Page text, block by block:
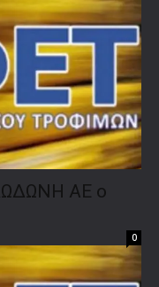
ΑΕ ο
0